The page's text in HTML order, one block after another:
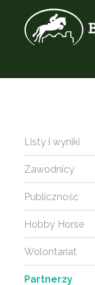
Listy i wyniki
Zawodnicy
Publiczność
Hobby Horse
Wolontariat
Partnerzy